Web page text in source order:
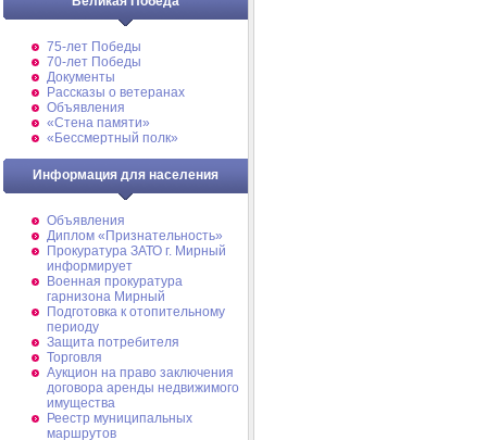
75-лет Победы
70-лет Победы
Документы
Рассказы о ветеранах
Объявления
«Стена памяти»
«Бессмертный полк»
Информация для населения
Объявления
Диплом «Признательность»
Прокуратура ЗАТО г. Мирный
информирует
Военная прокуратура
гарнизона Мирный
Подготовка к отопительному
периоду
Защита потребителя
Торговля
Аукцион на право заключения
договора аренды недвижимого
имущества
Реестр муниципальных
маршрутов